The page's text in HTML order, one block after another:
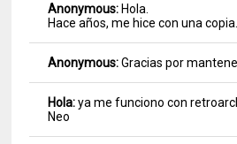
Anonymous: Hola.
Hace años, me hice con una copia.
Anonymous:Gracias por
Hola:ya me funciono con
Neo